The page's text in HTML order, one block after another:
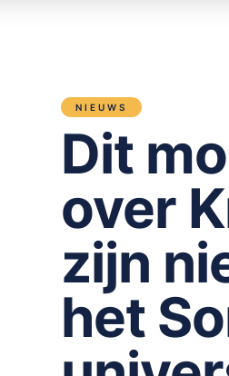
NIEUWS
Dit
over
zijn
het